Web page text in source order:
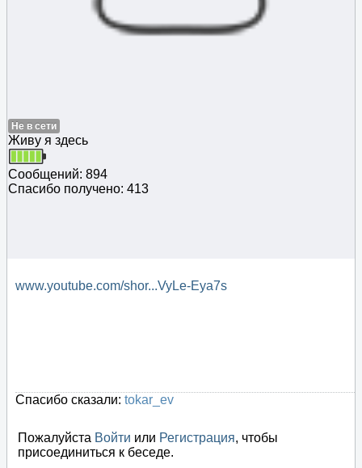
Не в сети
Живу я здесь
Сообщений: 894
Спасибо получено: 413
www.youtube.com/shor...VyLe-Eya7s
Спасибо сказали: tokar_ev
Пожалуйста Войти или Регистрация, чтобы
присоединиться к беседе.